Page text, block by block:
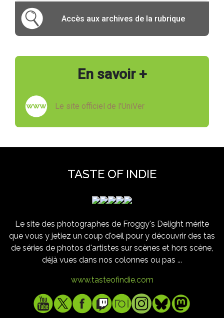
Accès aux archives de la rubrique
En savoir +
Le site officiel de l'UniVer
TASTE OF INDIE
Le site des photographes de Froggy's Delight mérite
que vous y jetiez un coup d'oeil pour y découvrir des tas
de séries de photos d'artistes sur scènes et hors scène,
déjà vues dans nos colonnes ou pas ...
www.tasteofindie.com